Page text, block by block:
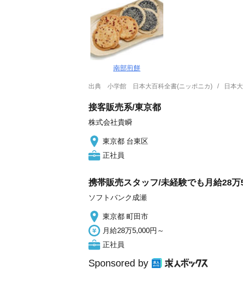
南部煎餅
出典 小学館 日本大百科全書(ニッポニカ) 日本
接客販売系/東京都
株式会社貴瞬
東京都 台東区
正社員
携帯販売スタッフ/未経験でも月給28
ソフトバンク成瀬
東京都 町田市
月給28万5,000円～
正社員
Sponsored by